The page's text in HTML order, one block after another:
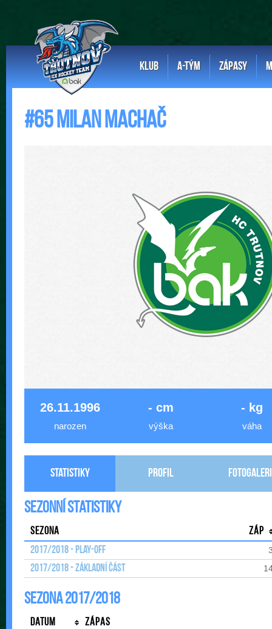
KLUB A-TÝM ZÁPASY
#65 Milan Machač
26.11.1996
narozen
- cm
výška
- kg
váha
Statistiky Profil
Sezonní statistiky
Sezona
Záp
2017/2018 - Play-off
2017/2018 - Základní část
Sezona 2017/2018
Datum Zápas